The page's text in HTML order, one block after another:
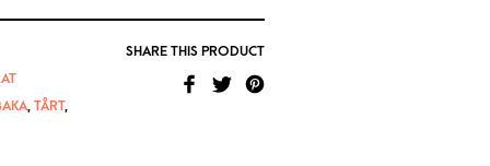
, TÅRT,
SHARE THIS PRODUCT